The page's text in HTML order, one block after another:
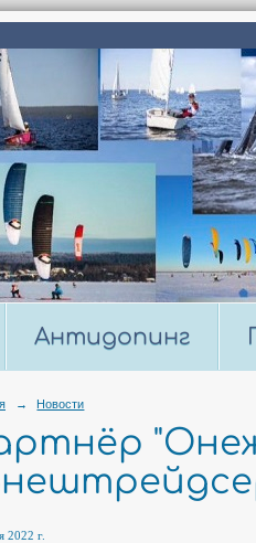
Антидопинг
→ Новости
2022 г.